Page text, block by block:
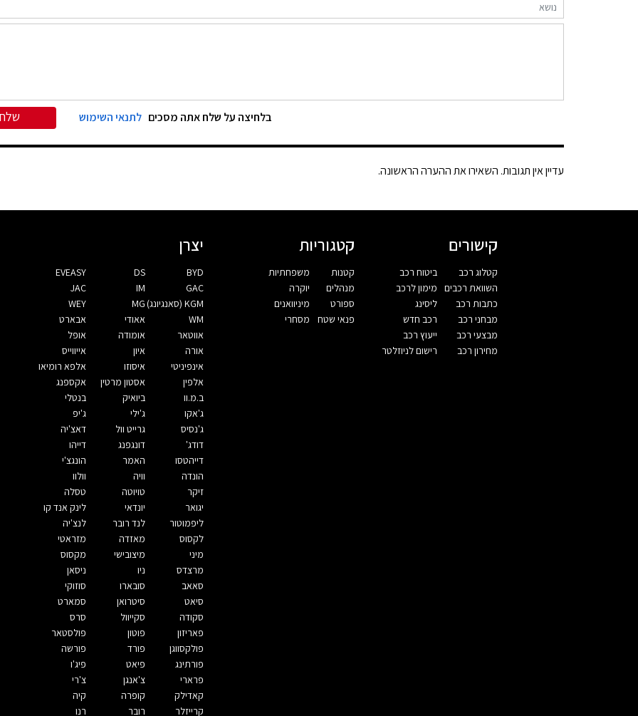
בלחיצה על שלח אתה מסכים לתנאי השימוש
עדיין אין תגובות. השאירו את ההערה הראשונה.
קישורים
קטלוג רכב
השוואת רכבים
כתבות רכב
מבחני רכב
מבצעי רכב
מחירון רכב
ביטוח רכב
מימון לרכב
ליסינג
רכב חדש
ייעוץ רכב
רישום לניוזלטר
קטגוריות
קטנות
מנהלים
ספורט
פנאי שטח
משפחתיות
יוקרה
מיניוואנים
מסחרי
יצרן
BYD
DS
EVEASY
GAC
IM
JAC
KGM (סאנגיונג)
MG
WEY
WM
אאודי
אבארט
אווטאר
אומודה
אופל
אורה
איון
אייווייס
אינפיניטי
איסוזו
אלפא רומיאו
אלפין
אסטון מרטין
אקספנג
ב.מ.וו
ביואיק
בנטלי
ג'אקו
ג'ילי
ג'יפ
ג'נסיס
גרייט וול
דאצ'יה
דודג'
דונגפנג
דייהו
דייהטסו
האמר
הונגצ'י
הונדה
וויה
וולוו
זיקר
טויוטה
טסלה
יגואר
יונדאי
לינק אנד קו
ליפמוטור
לנד רובר
לנצ'יה
לקסוס
מאזדה
מזראטי
מיני
מיצובישי
מקסוס
מרצדס
ניו
ניסאן
סאאב
סובארו
סוזוקי
סיאט
סיטרואן
סמארט
סקודה
סקייוול
סרס
פאריזון
פוטון
פולסטאר
פולקסווגן
פורד
פורשה
פורתינג
פיאט
פיג'ו
פרארי
צ'אנגן
צ'רי
קאדילק
קופרה
קיה
קרייזלר
רובר רנו